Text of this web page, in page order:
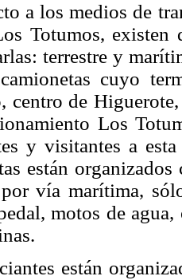
a los medios de
Totumos, existen
terrestre y
cuyo
centro de
Los
y visitantes a
están
vía marítima,
motos de
están